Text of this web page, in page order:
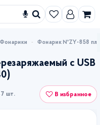
Искать
Фонарики Фонарик №ZY-858 пл.
с USB
шт. В избранное